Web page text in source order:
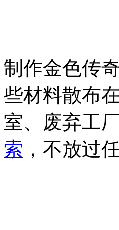
制作金色传
些材料散布
室、废弃工
索 ，不放过